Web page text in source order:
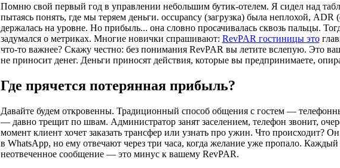
Помню свой первый год в управлении небольшим бутик-отелем. Я сидел над
пытаясь понять, где мы теряем деньги. occupancy (загрузка) была неплохой, ADR
держалась на уровне. Но прибыль... она словно просачивалась сквозь пальцы.
задумался о метриках. Многие новички спрашивают: RevPAR гостиницы это
что-то важнее? Скажу честно: без понимания RevPAR вы летите вслепую. Это
не приносит денег. Деньги приносят действия, которые вы предпринимаете,
Где прячется потерянная прибыль?
Давайте будем откровенны. Традиционный способ общения с гостем —
— давно трещит по швам. Администратор занят заселением, телефон звонит,
момент клиент хочет заказать трансфер или узнать про ужин. Что происходит?
в WhatsApp, но ему отвечают через три часа, когда желание уже пропало. Каждый
неотвеченное сообщение — это минус к вашему RevPAR.